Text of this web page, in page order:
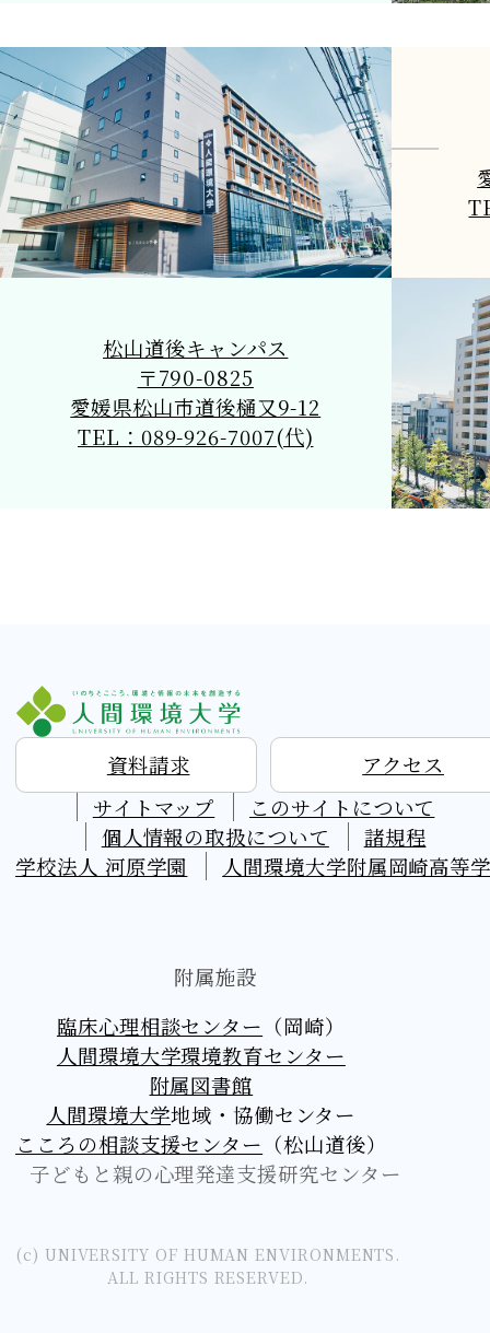
松山道後キャンパス
〒790-0825
愛媛県松山市道後樋又9-12
TEL：089-926-7007(代)
資料請求
アクセス
サイトマップ
このサイトについて
個人情報の取扱について
諸規程
学校法人 河原学園
人間環境大学附属岡崎高等
附属施設
臨床心理相談センター （岡崎）
人間環境大学環境教育センター
附属図書館
人間環境大学地域・協働センター
こころの相談支援センター （松山道後）
子どもと親の心理発達支援研究センター
(c) UNIVERSITY OF HUMAN ENVIRONMENTS.
ALL RIGHTS RESERVED.